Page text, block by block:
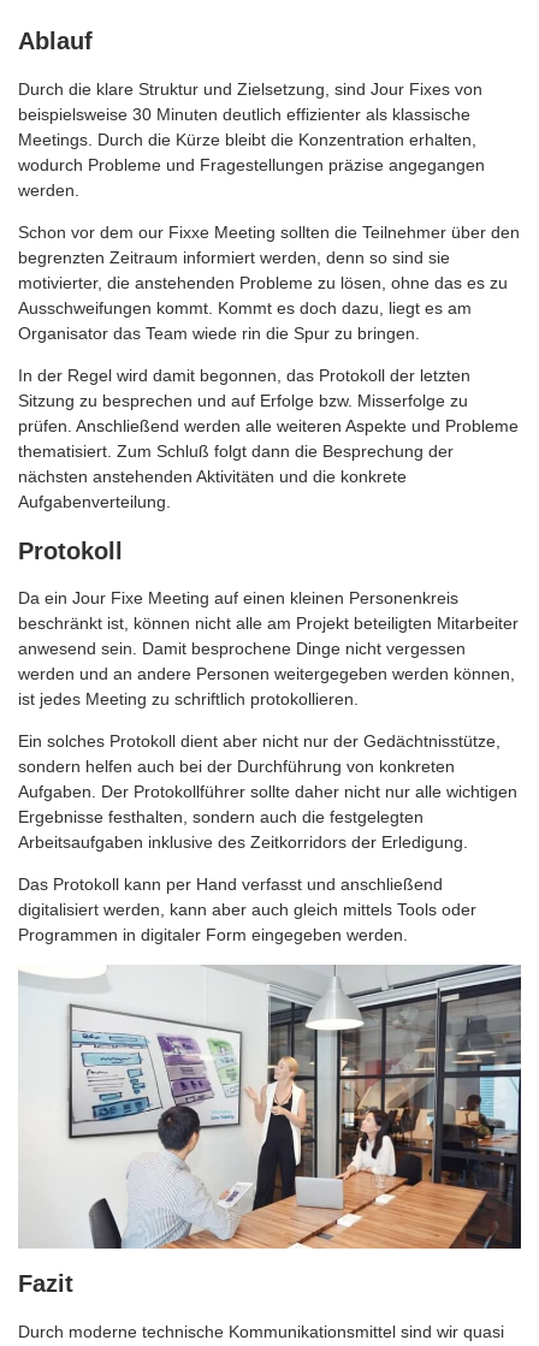
Ablauf
Durch die klare Struktur und Zielsetzung, sind Jour Fixes von
beispielsweise 30 Minuten deutlich effizienter als klassische
Meetings. Durch die Kürze bleibt die Konzentration erhalten,
wodurch Probleme und Fragestellungen präzise angegangen
werden.
Schon vor dem our Fixxe Meeting sollten die Teilnehmer über den
begrenzten Zeitraum informiert werden, denn so sind sie
motivierter, die anstehenden Probleme zu lösen, ohne das es zu
Ausschweifungen kommt. Kommt es doch dazu, liegt es am
Organisator das Team wiede rin die Spur zu bringen.
In der Regel wird damit begonnen, das Protokoll der letzten
Sitzung zu besprechen und auf Erfolge bzw. Misserfolge zu
prüfen. Anschließend werden alle weiteren Aspekte und Probleme
thematisiert. Zum Schluß folgt dann die Besprechung der
nächsten anstehenden Aktivitäten und die konkrete
Aufgabenverteilung.
Protokoll
Da ein Jour Fixe Meeting auf einen kleinen Personenkreis
beschränkt ist, können nicht alle am Projekt beteiligten Mitarbeiter
anwesend sein. Damit besprochene Dinge nicht vergessen
werden und an andere Personen weitergegeben werden können,
ist jedes Meeting zu schriftlich protokollieren.
Ein solches Protokoll dient aber nicht nur der Gedächtnisstütze,
sondern helfen auch bei der Durchführung von konkreten
Aufgaben. Der Protokollführer sollte daher nicht nur alle wichtigen
Ergebnisse festhalten, sondern auch die festgelegten
Arbeitsaufgaben inklusive des Zeitkorridors der Erledigung.
Das Protokoll kann per Hand verfasst und anschließend
digitalisiert werden, kann aber auch gleich mittels Tools oder
Programmen in digitaler Form eingegeben werden.
Fazit
Durch moderne technische Kommunikationsmittel sind wir quasi